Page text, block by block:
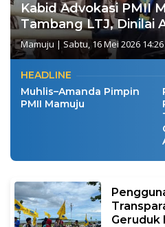
Kabid Advokasi PMII
Tambang LTJ, Dinilai
Mamuju | Sabtu, 16 Mei 2026 14:26
HEADLINE
Muhlis–Amanda Pimpin
PMII Mamuju
Geruduk